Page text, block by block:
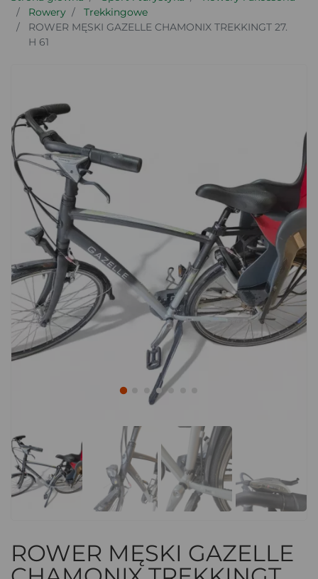
Rowery
Trekkingowe
ROWER MĘSKI GAZELLE CHAMONIX TREKKINGT 27.
H 61
ROWER MĘSKI GAZELLE